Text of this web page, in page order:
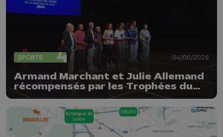
SPORTS 04/06/2026
Armand Marchant et Julie Allemand
récompensés par les Trophées du
sport de la Province de Liège